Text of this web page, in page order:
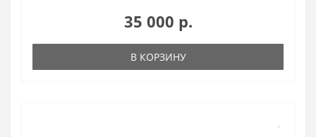
35 000 р.
В КОРЗИНУ